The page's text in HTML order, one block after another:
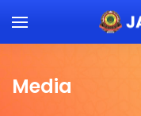
Skip to main
Media